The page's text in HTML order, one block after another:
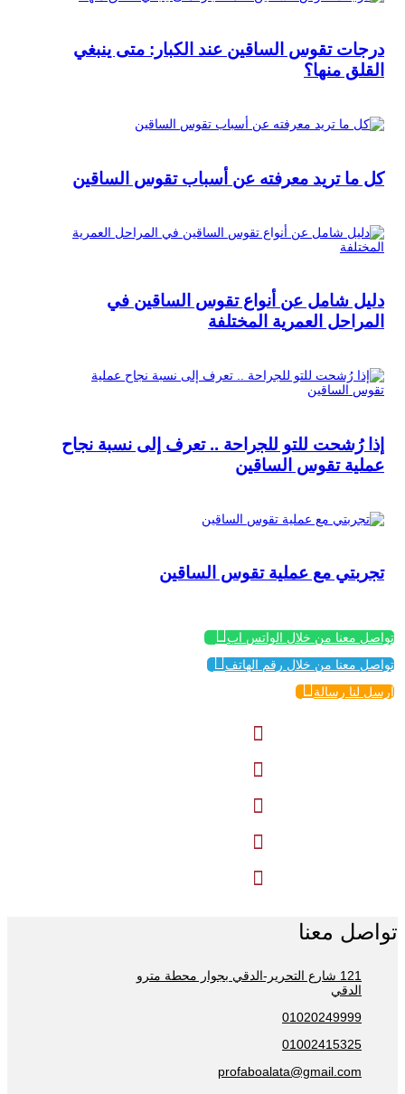
درجات تقوس الساقين عند الكبار: متى ينبغي
القلق منها؟
كل ما تريد معرفته عن أسباب تقوس الساقين
دليل شامل عن أنواع تقوس الساقين في
المراحل العمرية المختلفة
إذا رُشحت للتو للجراحة .. تعرف إلى نسبة نجاح
عملية تقوس الساقين
تجربتي مع عملية تقوس الساقين
تواصل معنا من خلال الواتس اب
تواصل معنا من خلال رقم الهاتف
إرسل لنا رسالة





تواصل معنا
121 شارع التحرير-الدقي بجوار محطة مترو
الدقي
01020249999
01002415325
profaboalata@gmail.com